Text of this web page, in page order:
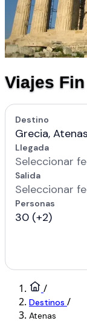
Viajes
/
Destinos /
Atenas